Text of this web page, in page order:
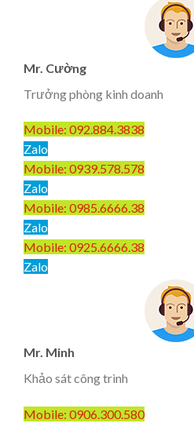
Mr. Cường
Trưởng phòng kinh doanh
Mobile: 092.884.3838
Zalo
Mobile: 0939.578.578
Zalo
Mobile: 0985.6666.38
Zalo
Mobile: 0925.6666.38
Zalo
Mr. Minh
Khảo sát công trình
Mobile: 0906.300.580